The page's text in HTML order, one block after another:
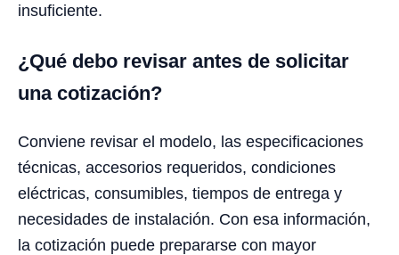
insuficiente.
¿Qué debo revisar antes de solicitar
una cotización?
Conviene revisar el modelo, las especificaciones
técnicas, accesorios requeridos, condiciones
eléctricas, consumibles, tiempos de entrega y
necesidades de instalación. Con esa información,
la cotización puede prepararse con mayor